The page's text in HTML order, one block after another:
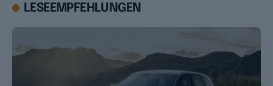
LESEEMPFEHLUNGEN